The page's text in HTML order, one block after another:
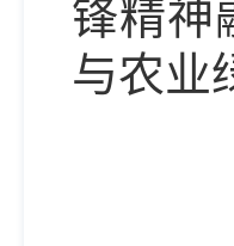
锋精神
与农业